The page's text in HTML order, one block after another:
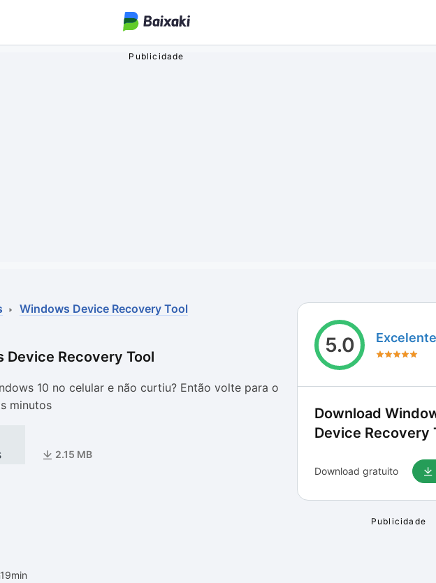
Windows Device Recovery Tool
Device Recovery Tool
10 no celular e não curtiu? Então volte para o
minutos
2.15 MB
5.0
Download
Device Recovery
Download gratuito